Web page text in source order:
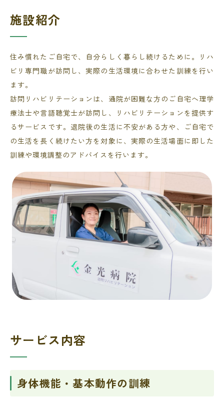
施設紹介
住み慣れたご自宅で、自分らしく暮らし続けるために。リハ
ビリ専門職が訪問し、実際の生活環境に合わせた訓練を行い
ます。
訪問リハビリテーションは、通院が困難な方のご自宅へ理学
療法士や言語聴覚士が訪問し、リハビリテーションを提供す
るサービスです。退院後の生活に不安がある方や、ご自宅で
の生活を長く続けたい方を対象に、実際の生活場面に即した
訓練や環境調整のアドバイスを行います。
サービス内容
身体機能・基本動作の訓練